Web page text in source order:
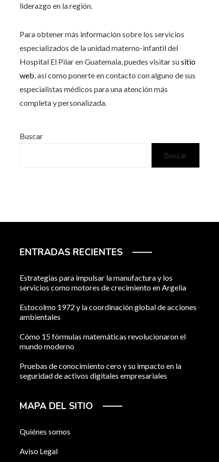
liderazgo en la región.
Para obtener más información sobre los servicios
especializados de la unidad materno-infantil del
Hospital El Pilar en Guatemala, puedes visitar susitio
web, así como ponerte en contacto con alguno de sus
especialistas médicos para una atención más
completa y personalizada.
Buscar
Buscar
ENTRADAS RECIENTES
Estrategias para impulsar la manufactura y los
servicios como motores de crecimiento en Argelia
Estocolmo 1972 y la coordinación global de acciones
ambientales
Cómo 15 fórmulas matemáticas revolucionaron el
mundo moderno
Pruebas de conocimiento cero y su impacto en la
seguridad de activos digitales empresariales
MAPA DEL SITIO
Quiénes somos
Aviso Legal